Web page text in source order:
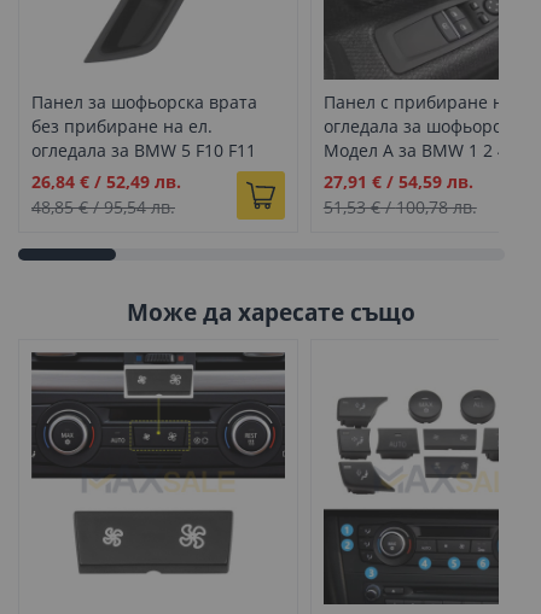
Панел за шофьорска врата
без прибиране на ел.
огледала за BMW 5 F10 F11
черно
Промо
цена
26,84 € / 52,49 лв.
48,85 €/95,54 лв.
Панел с прибиране на ел.
огледала за шофьорска
Модел А за BMW 1 2 4
F21 F22 F23 F87 F32 F33
F82, Черен
Промо
цена
27,91 €/ 54,59 лв.
51,53 €/100,78 лв.
Може да харесате също